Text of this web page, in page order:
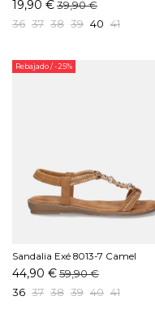
19,90 €39,90 €
36 37 38 39 40 41
Rebajado/ -25%
Sandalia Exé 8013-7 Camel
44,90 €59,90 €
36 37 38 39 40 41